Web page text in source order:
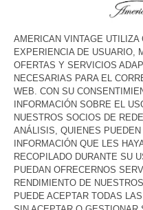
€ 45
€ 22,50
€ 15,75
SUJETADOR MUJER GRIMWOOD
€ 55
€ 27,50
€ 19,25
BRAGAS MUJER VOKBAY
€ 50
€ 25
€ 17,50
SHORTY MUJER GEKY
€ 45